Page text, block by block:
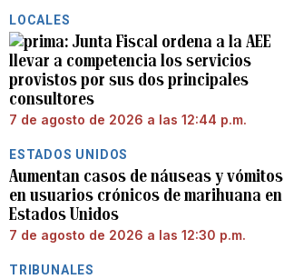
LOCALES
Junta Fiscal ordena a la AEE
llevar a competencia los servicios
provistos por sus dos principales
consultores
7 de agosto de 2026 a las 12:44 p.m.
ESTADOS UNIDOS
Aumentan casos de náuseas y vómitos
en usuarios crónicos de marihuana en
Estados Unidos
7 de agosto de 2026 a las 12:30 p.m.
TRIBUNALES